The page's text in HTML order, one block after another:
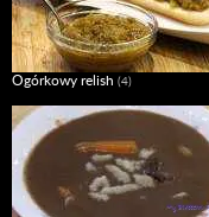
Ogórkowy relish (4)